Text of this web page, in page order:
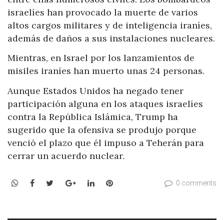
israelíes han provocado la muerte de varios
altos cargos militares y de inteligencia iraníes,
además de daños a sus instalaciones nucleares.
Mientras, en Israel por los lanzamientos de
misiles iraníes han muerto unas 24 personas.
Aunque Estados Unidos ha negado tener
participación alguna en los ataques israelíes
contra la República Islámica, Trump ha
sugerido que la ofensiva se produjo porque
venció el plazo que él impuso a Teherán para
cerrar un acuerdo nuclear.
WhatsApp
Facebook
TwitterGoogle+LinkedInPinterest 0 comments